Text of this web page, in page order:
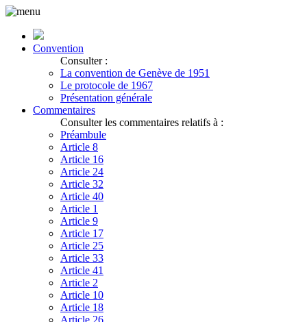
Convention
Consulter :
La convention de Genève de 1951
Le protocole de 1967
Présentation générale
Commentaires
Consulter les commentaires relatifs à :
Préambule
Article 8
Article 16
Article 24
Article 32
Article 40
Article 1
Article 9
Article 17
Article 25
Article 33
Article 41
Article 2
Article 10
Article 18
Article 26